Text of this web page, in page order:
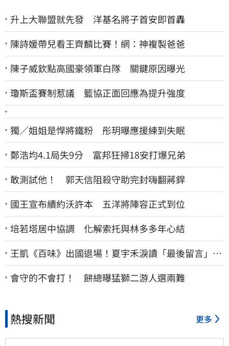
升上大聯盟就先發 洋基名將子首安即首轟
陳詩媛帶兒看王齊麟比賽！網：神複製爸爸
陳子威欽點高國豪領軍白隊 關鍵原因曝光
瓊斯盃賽制惹議 籃協正面回應為提升強度
獨／姐姐是悍將鐵粉 彤玥曝應援練到失眠
鄭浩均4.1局失9分 富邦狂掃18安打爆兄弟
敢測試他！ 郭天信阻殺守助完封嗨翻蔣銲
國王宣布續約沃許本 五洋將陣容正式到位
培若塔居中協調 化解索托與林多多年心結
王凱《百味》出國退場！夏宇禾淚讀「最後留言」…
觀眾全鼻酸：不是演的
會守的不會打！ 餅總曝猛獅二游人選兩難
熱搜新聞 更多